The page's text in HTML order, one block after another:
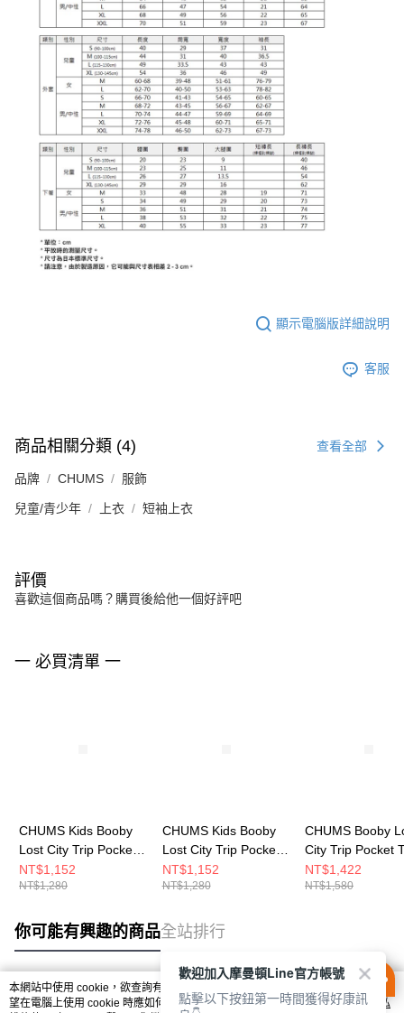
顯示電腦版詳細說明
客服
商品相關分類 (4) 查看全部
品牌 CHUMS 服飾
兒童/青少年 上衣 短袖上衣
評價
喜歡這個商品嗎？購買後給他一個好評吧
一 必買清單 一
CHUMS Kids Booby
Lost City Trip Pocket
T-Shirt 中大童 短袖上
衣 米灰色
NT$1,152
NT$1,280
CHUMS Kids Booby
Lost City Trip Pocket
T-Shirt 中大童 短袖上
衣 深藍
NT$1,152
NT$1,280
CHUMS Booby
City Trip Pocket
Shirt 男 短袖上
CH012739W001
NT$1,422
NT$1,580
你可能有興趣的商品全站排行
熱門標籤
本網站中使用 cookie，欲查詢有關本網站使用 cookie 方式之詳情，及若您不希
望在電腦上使用 cookie 時應如何變更電腦的 cookie 設定，請參閱本網站「
隱私
歡迎加入摩曼頓Line官方帳號
點擊以下按鈕第一時間獲得好康訊